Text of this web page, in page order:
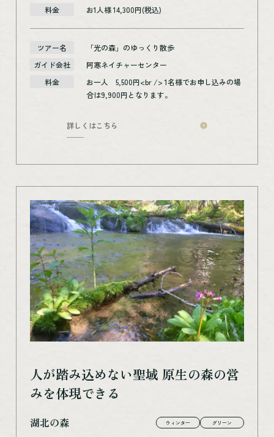
料金 お1人様 14,300円(税込)
ツアー名
「光の森」のゆっくり散歩
ガイド会社
阿寒ネイチャーセンター
料金
お一人 5,500円<br /> 1名様でお申し込みの場
合は9,900円となります。
詳しくはこちら
人が踏み込めない聖域 原生の森の営
みを体現できる
湖北の森 ウィンター グリーン